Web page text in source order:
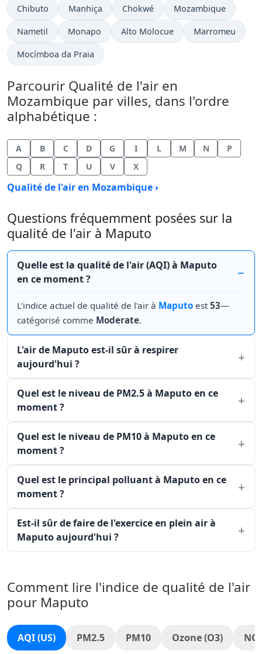
Chibuto Manhiça Chokwé Mozambique
Nametil Monapo Alto Molocue Marromeu
Mocímboa da Praia
Parcourir Qualité de l'air en
Mozambique par villes, dans l'ordre
alphabétique :
A B C D G I L M N
P
Q
R T U V X
Qualité de l'air en Mozambique ›
Questions fréquemment posées sur la
qualité de l'air à Maputo
Quelle est la qualité de l'air (AQI) à Maputo
en ce moment ?
L'indice actuel de qualité de l'air à Maputo est53—
catégorisé comme Moderate.
L'air de Maputo est-il sûr à respirer
aujourd'hui ?
Quel est le niveau de PM2.5 à Maputo en ce
moment ?
Quel est le niveau de PM10 à Maputo en ce
moment ?
Quel est le principal polluant à Maputo en ce
moment ?
Est-il sûr de faire de l'exercice en plein air à
Maputo aujourd'hui ?
Comment lire l'indice de qualité de l'air
pour Maputo
AQI (US) PM2.5 PM10 Ozone (O3)